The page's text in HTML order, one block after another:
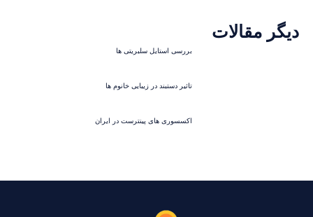
دیگر مقالات
بررسی استایل سلبریتی ها
تاثیر دستبند در زیبایی خانوم ها
اکسسوری های پینترست در ایران